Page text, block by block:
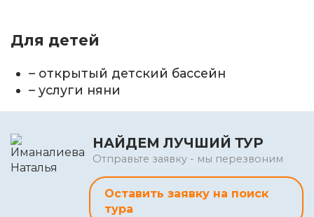
Для детей
– открытый детский бассейн
– услуги няни
НАЙДЕМ ЛУЧШИЙ ТУР
Отправьте заявку - мы перезвоним
Оставить заявку на поиск
тура